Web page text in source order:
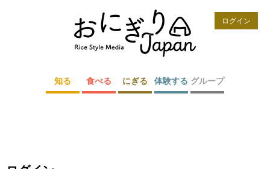
ログイン
知る 食べる にぎる 体験する グループ